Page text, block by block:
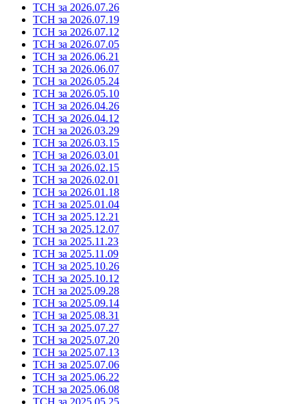
ТСН за 2026.07.26
ТСН за 2026.07.19
ТСН за 2026.07.12
ТСН за 2026.07.05
ТСН за 2026.06.21
ТСН за 2026.06.07
ТСН за 2026.05.24
ТСН за 2026.05.10
ТСН за 2026.04.26
ТСН за 2026.04.12
ТСН за 2026.03.29
ТСН за 2026.03.15
ТСН за 2026.03.01
ТСН за 2026.02.15
ТСН за 2026.02.01
ТСН за 2026.01.18
ТСН за 2025.01.04
ТСН за 2025.12.21
ТСН за 2025.12.07
ТСН за 2025.11.23
ТСН за 2025.11.09
ТСН за 2025.10.26
ТСН за 2025.10.12
ТСН за 2025.09.28
ТСН за 2025.09.14
ТСН за 2025.08.31
ТСН за 2025.07.27
ТСН за 2025.07.20
ТСН за 2025.07.13
ТСН за 2025.07.06
ТСН за 2025.06.22
ТСН за 2025.06.08
ТСН за 2025.05.25